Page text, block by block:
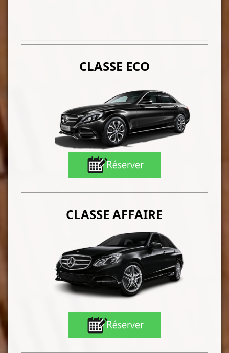
CLASSE ECO
CLASSE AFFAIRE